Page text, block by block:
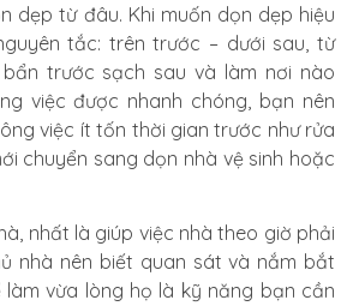
dẹp từ đâu. Khi muốn dọn dẹp hiệu
tắc: trên trước – dưới sau, từ
trước sạch sau và làm nơi nào
việc được nhanh chóng, bạn nên
việc ít tốn thời gian trước như rửa
chuyển sang dọn nhà vệ sinh hoặc
nhất là giúp việc nhà theo giờ phải
nhà nên biết quan sát và nắm bắt
vừa lòng họ là kỹ năng bạn cần